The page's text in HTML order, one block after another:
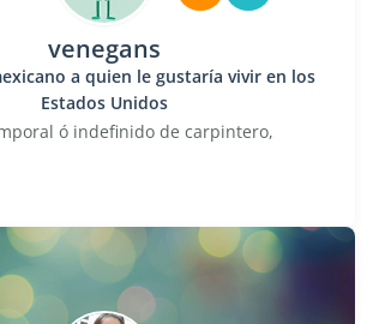
venegans
a quien le gustaría vivir en los
Estados Unidos
ó indefinido de carpintero,